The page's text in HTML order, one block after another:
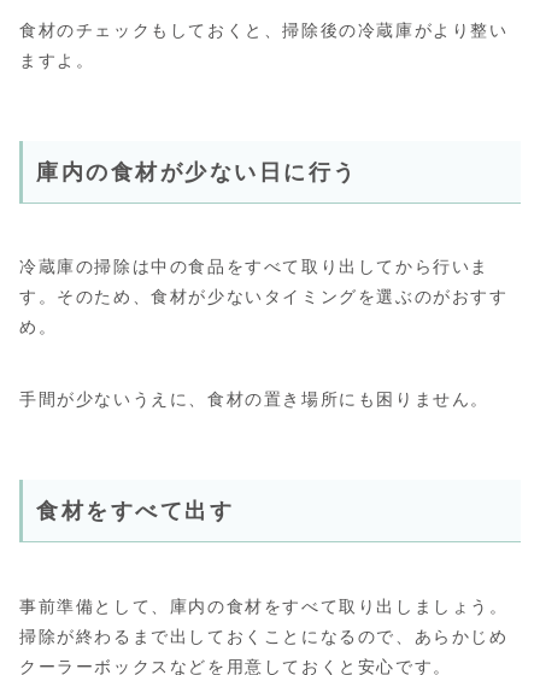
食材のチェックもしておくと、掃除後の冷蔵庫がより整い
ますよ。
庫内の食材が少ない日に行う
冷蔵庫の掃除は中の食品をすべて取り出してから行いま
す。そのため、食材が少ないタイミングを選ぶのがおすす
め。
手間が少ないうえに、食材の置き場所にも困りません。
食材をすべて出す
事前準備として、庫内の食材をすべて取り出しましょう。
掃除が終わるまで出しておくことになるので、あらかじめ
クーラーボックスなどを用意しておくと安心です。